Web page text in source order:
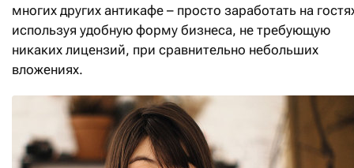
многих других антикафе – просто заработать на
используя удобную форму бизнеса, не требующую
никаких лицензий, при сравнительно небольших
вложениях.